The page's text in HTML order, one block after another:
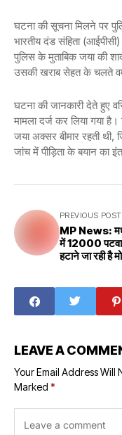
घटना की सूचना मिलने पर
भारतीय दंड संहिता
पुलिस के मुताबिक जया की
उसकी खराब सेहत के चलते
घटना की जानकारी देते हुए
मामला दर्ज कर लिया गया है।
जया अक्सर बीमार रहती
जांच में पीड़िता के बयान का
PREVIOUS POST
MP News:
में 12000
हटाने जा रही है
LEAVE A
Your Email Address Will
Marked *